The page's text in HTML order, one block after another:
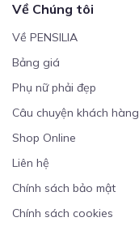
Về Chúng tôi
Về PENSILIA
Bảng giá
Phụ nữ phải đẹp
Câu chuyện khách hàng
Shop Online
Liên hệ
Chính sách bảo mật
Chính sách cookies